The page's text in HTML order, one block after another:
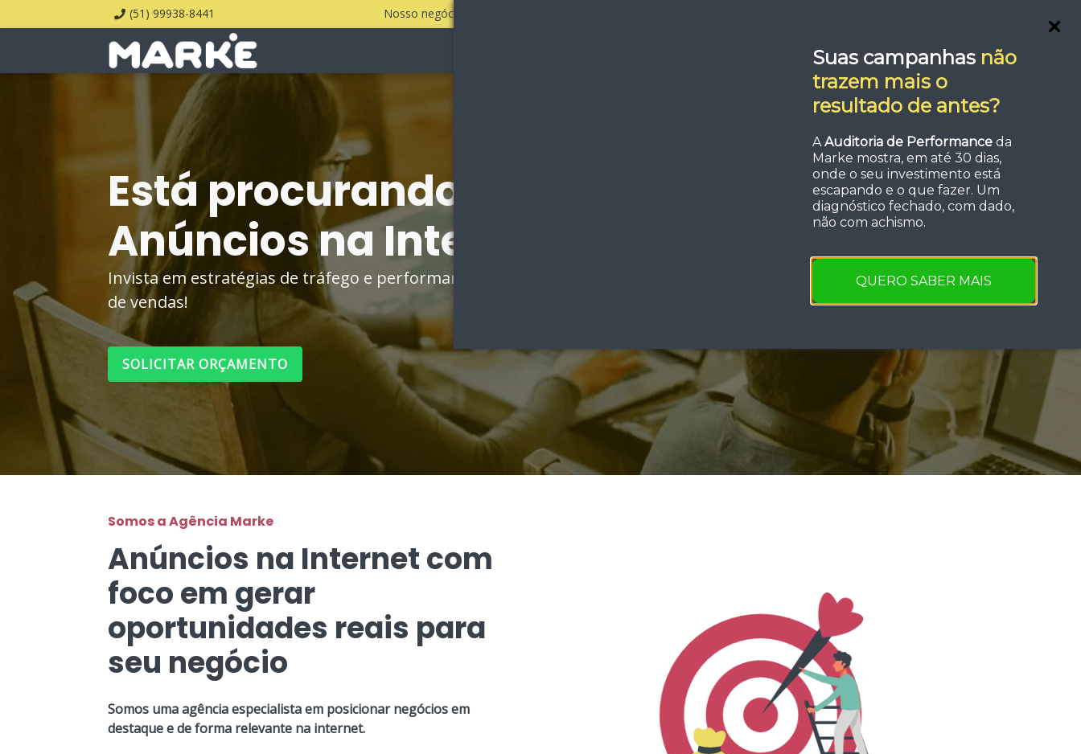
Suas campanhas não
trazem mais o
resultado de antes?
AAuditoria de Performance da
Marke mostra, em até 30 dias,
onde o seu investimento está
escapando e o que fazer. Um
diagnóstico fechado, com dado,
não com achismo.
QUERO SABER MAIS
(51) 99938-8441 Nosso negócio é fazer a sua empresa vender todos os dias!
FAQ Orçamento
Está procurando por Agência de
Anúncios na Internet em Barueri?
Invista em estratégias de tráfego e performance e aumente sua força
de vendas!
SOLICITAR ORÇAMENTO
Somos a Agência Marke
Anúncios na Internet com
foco em gerar
oportunidades reais para
seu negócio
Somos uma agência especialista em posicionar negócios em
destaque e de forma relevante na internet.